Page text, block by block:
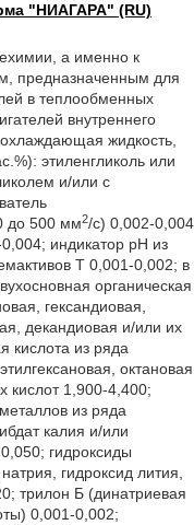
"НИАГАРА" (RU)
а именно к
предназначенным для
в теплообменных
внутреннего
жидкость,
этиленгликоль или
и/или с
до 500 мм2/с) 0,002-0,004
индикатор рН из
Т 0,001-0,002; в
органическая
гександиовая,
декандиовая и/или их
кислота из ряда
октановая
кислот 1,900-4,400;
из ряда
калия и/или
гидроксиды
гидроксид лития,
трилон Б (динатриевая
0,001-0,002;